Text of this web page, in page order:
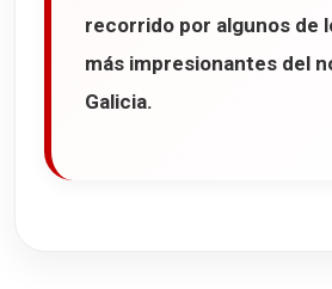
recorrido por algunos de
más impresionantes del
Galicia.